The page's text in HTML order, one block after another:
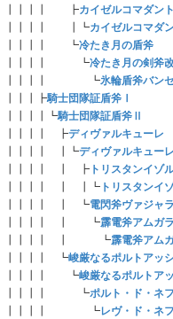
┃┃┃┃ ┣カイゼルコマダント
┃┃┃┃ ┃┗カイゼルコマダ
┃┃┃┃ ┗冷たき月の盾斧
┃┃┃┃ ┗冷たき月の剣斧
┃┃┃┃ ┗氷輪盾斧バン
┃┃┃┣騎士団隊証盾斧Ⅰ
┃┃┃┃┗騎士団隊証盾斧Ⅱ
┃┃┃┃ ┣ディヴァルキューレ
┃┃┃┃ ┃┗ディヴァルキュー
┃┃┃┃ ┃ ┣ トリスタンイゾ
┃┃┃┃ ┃ ┃┗ トリスタンイ
┃┃┃┃ ┃ ┗電閃斧ヴァジャ
┃┃┃┃ ┃ ┗霹電斧アムガ
┃┃┃┃ ┃ ┗霹電斧アム
┃┃┃┃ ┗峻厳なるポルトアッ
┃┃┃┃ ┗峻厳なるポルトア
┃┃┃┃ ┗ポルト・ド・ネ
┃┃┃┃ ┗レヴ・ド・ネ